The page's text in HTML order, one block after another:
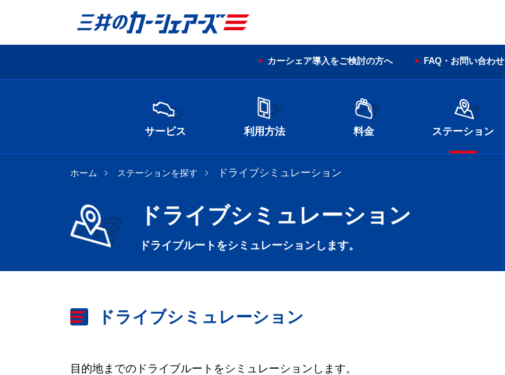
カーシェア導入をご検討の方へ FAQ・お問い合わせ
サービス 利用方法 料金 ステーション
ホーム ステーションを探す ドライブシミュレーション
ドライブシミュレーション
ドライブルートをシミュレーションします。
ドライブシミュレーション
目的地までのドライブルートをシミュレーションします。